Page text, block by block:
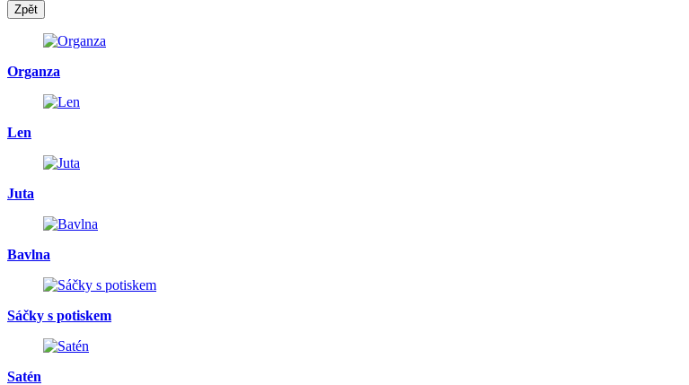
Zpět
Organza
Len
Juta
Bavlna
Sáčky s potiskem
Satén